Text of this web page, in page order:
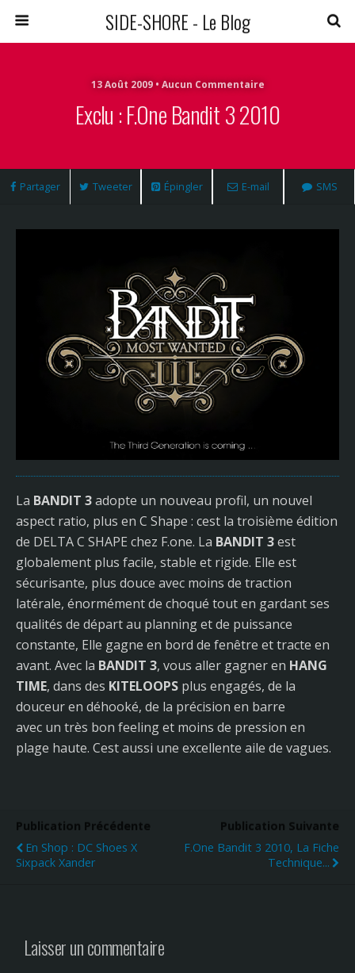
SIDE-SHORE - Le Blog
13 Août 2009 • Aucun Commentaire
Exclu : F.One Bandit 3 2010
Partager Tweeter Épingler E-mail SMS
La BANDIT 3adopte un nouveau profil, un nouvel
aspect ratio, plus en C Shape : cest la troisième édition
de DELTA C SHAPE chez F.one. La BANDIT 3est
globalement plus facile, stable et rigide. Elle est
sécurisante, plus douce avec moins de traction
latérale, énormément de choqué tout en gardant ses
qualités de départ au planning et de puissance
constante, Elle gagne en bord de fenêtre et tracte en
avant. Avec la BANDIT 3, vous aller gagner en HANG
TIME, dans des KITELOOPS plus engagés, de la
douceur en déhooké, de la précision en barre
avec un très bon feeling et moins de pression en
plage haute. Cest aussi une excellente aile de vagues.
Publication Précédente
En Shop : DC Shoes X
Sixpack Xander
Publication Suivante
F.One Bandit 3 2010, La Fiche
Technique...
Laisser un commentaire